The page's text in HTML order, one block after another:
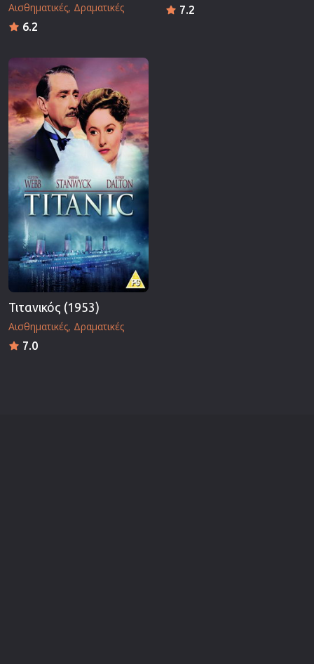
Αισθηματικές Δραματικές
6.2
7.2
Τιτανικός (1953)
Αισθηματικές Δραματικές
7.0